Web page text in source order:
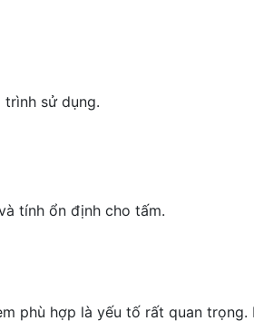
sử dụng.
tính ổn định cho tấm.
phù hợp là yếu tố rất quan trọng.